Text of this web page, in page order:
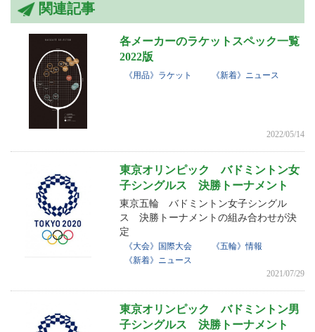
関連記事
各メーカーのラケットスペック一覧
2022版
《用品》ラケット 《新着》ニュース
2022/05/14
東京オリンピック バドミントン女
子シングルス 決勝トーナメント
東京五輪 バドミントン女子シングル
ス 決勝トーナメントの組み合わせが決
定
《大会》国際大会
《五輪》情報
《新着》ニュース
2021/07/29
東京オリンピック バドミントン男
子シングルス 決勝トーナメント